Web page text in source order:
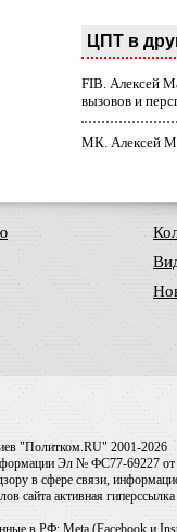
ЦПТ в
FIB. Алексей
вызовов и
МК. Алексей
"Политком.RU" 2001-2026
Эл № ФС77-69227 от
в сфере связи,
сайта активная
в РФ: Meta (Facebook и